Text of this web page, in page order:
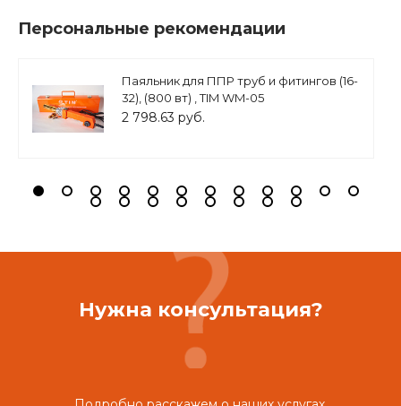
Персональные рекомендации
Паяльник для ППР труб и фитингов (16-
32), (800 вт) , TIM WM-05
2 798.63 руб.
Нужна консультация?